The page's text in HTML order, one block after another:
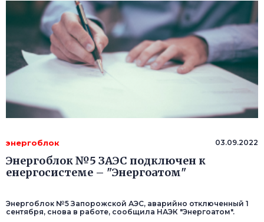
энергоблок 03.09.2022
Энергоблок №5 ЗАЭС подключен к
енергосистеме – "Энергоатом"
Энергоблок №5 Запорожской АЭС, аварийно отключенный 1
сентября, снова в работе, сообщила НАЭК "Энергоатом".